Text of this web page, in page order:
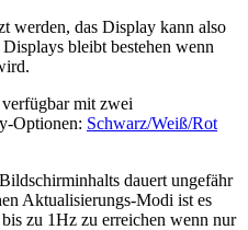
werden, das Display kann also
bleibt bestehen wenn
mit zwei
Optionen: Schwarz/Weiß/Rot
dauert ungefähr
Aktualisierungs-Modi ist es
zu 1Hz zu erreichen wenn nur